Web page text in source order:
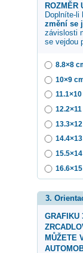
ROZMĚR
Doplníte-li
změní se
závislosti
se vejdou
8.8×8
10×9
3.
GRAFIKU
MŮŽETE